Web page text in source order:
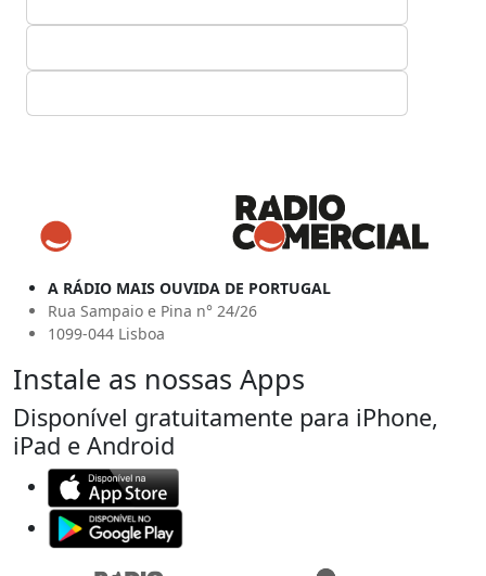
A RÁDIO MAIS OUVIDA DE PORTUGAL
Rua Sampaio e Pina n° 24/26
1099-044 Lisboa
Instale as nossas Apps
Disponível gratuitamente para iPhone,
iPad e Android